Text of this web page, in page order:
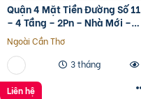
Quận 4 Mặt Tiền Đường Số 11
– 4 Tầng – 2Pn – Nhà Mới –
7.35 Tỷ Tl
Ngoài Cần Thơ
3 tháng
Liên hệ